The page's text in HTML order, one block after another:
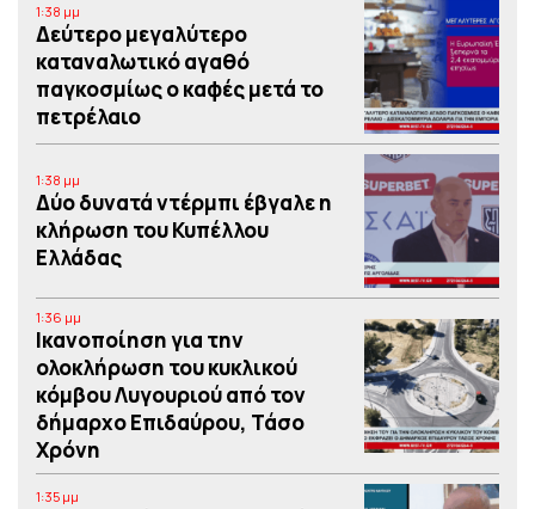
1:38 μμ
Δεύτερο μεγαλύτερο
καταναλωτικό αγαθό
παγκοσμίως ο καφές μετά το
πετρέλαιο
1:38 μμ
Δύο δυνατά ντέρμπι έβγαλε η
κλήρωση του Κυπέλλου
Ελλάδας
1:36 μμ
Iκανοποίηση για την
ολοκλήρωση του κυκλικού
κόμβου Λυγουριού από τον
δήμαρχο Επιδαύρου, Τάσο
Χρόνη
1:35 μμ